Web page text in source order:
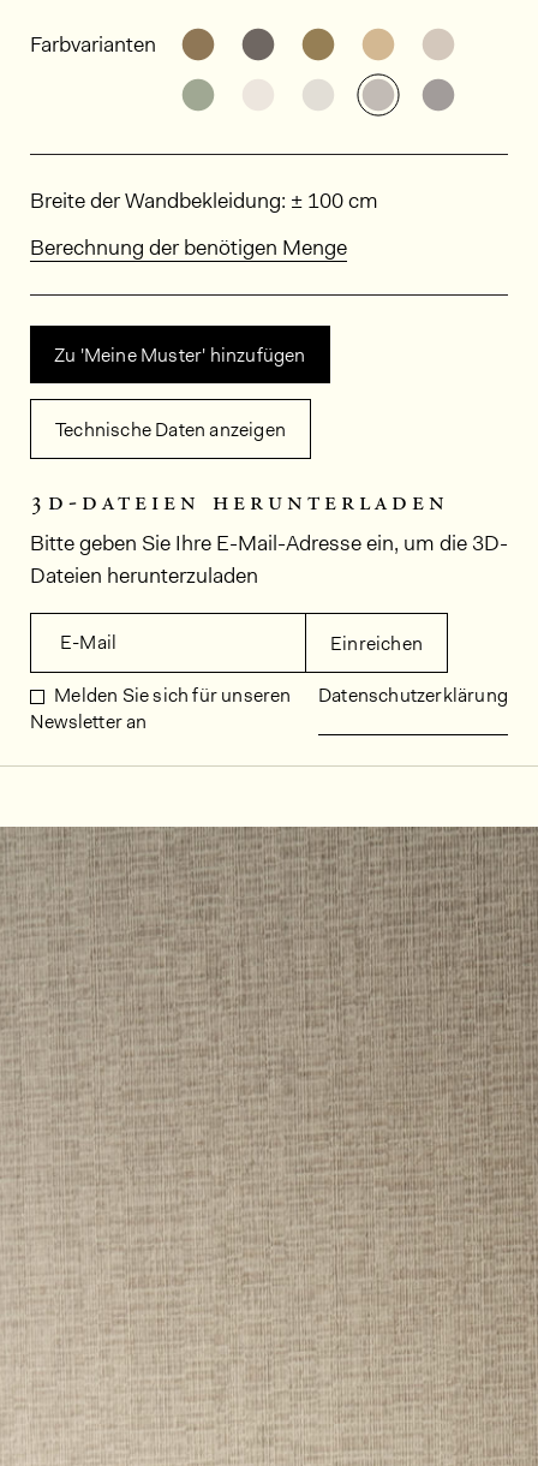
Farbvarianten Weitere Varianten entdecken:
Weitere Varianten
Weitere Varianten
Weitere
Weitere Varianten entdecken:
Weitere Varianten
Weitere Varianten
Weitere
Abmessungen
Breite der Wandbekleidung: ± 100 cm
Berechnung der benötigen Menge
Zu 'Meine Muster' hinzufügen
Technische Daten anzeigen
3d-dateien herunterladen
Bitte geben Sie Ihre E-Mail-Adresse ein, um die 3D-
Dateien herunterzuladen
E-Mail Einreichen
Melden Sie sich für unseren
Newsletter an
Datenschutzerklärung